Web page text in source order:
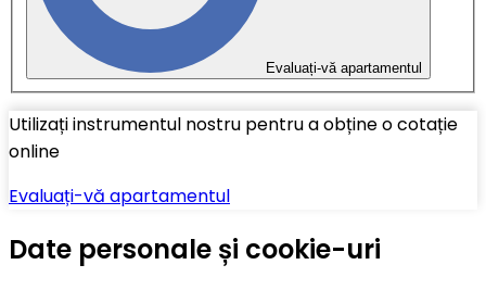
Evaluați-vă apartamentul
Utilizați instrumentul nostru pentru a obține o cotație
online
Evaluați-vă apartamentul
Date personale și cookie-uri